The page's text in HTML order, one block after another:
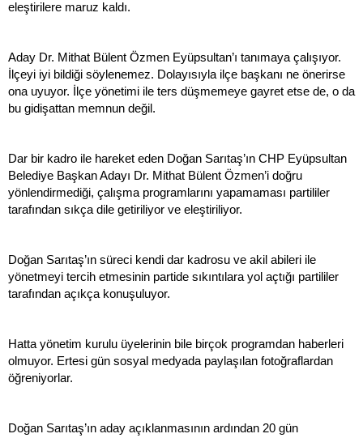
eleştirilere maruz kaldı.
Aday Dr. Mithat Bülent Özmen Eyüpsultan’ı tanımaya çalışıyor.
İlçeyi iyi bildiği söylenemez. Dolayısıyla ilçe başkanı ne önerirse
ona uyuyor. İlçe yönetimi ile ters düşmemeye gayret etse de, o da
bu gidişattan memnun değil.
Dar bir kadro ile hareket eden Doğan Sarıtaş’ın CHP Eyüpsultan
Belediye Başkan Adayı Dr. Mithat Bülent Özmen’i doğru
yönlendirmediği, çalışma programlarını yapamaması partililer
tarafından sıkça dile getiriliyor ve eleştiriliyor.
Doğan Sarıtaş’ın süreci kendi dar kadrosu ve akil abileri ile
yönetmeyi tercih etmesinin partide sıkıntılara yol açtığı partililer
tarafından açıkça konuşuluyor.
Hatta yönetim kurulu üyelerinin bile birçok programdan haberleri
olmuyor. Ertesi gün sosyal medyada paylaşılan fotoğraflardan
öğreniyorlar.
Doğan Sarıtaş’ın aday açıklanmasının ardından 20 gün